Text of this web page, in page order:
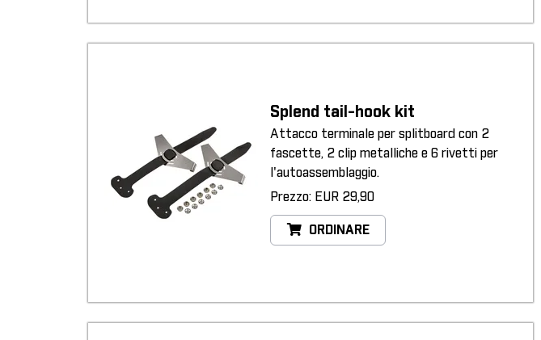
Splend tail-hook kit
Attacco terminale per splitboard con 2
fascette, 2 clip metalliche e 6 rivetti per
l'autoassemblaggio.
Prezzo: EUR 29,90
ORDINARE